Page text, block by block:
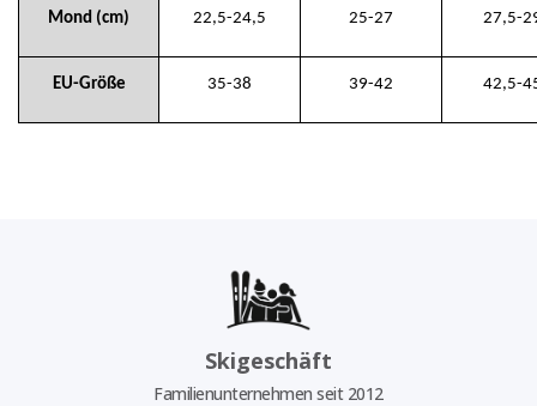
Mond (cm) 22,5-24,5 25-27 27,5-
EU-Größe 35-38 39-42 42,5-
Skigeschäft
Familienunternehmen seit 2012